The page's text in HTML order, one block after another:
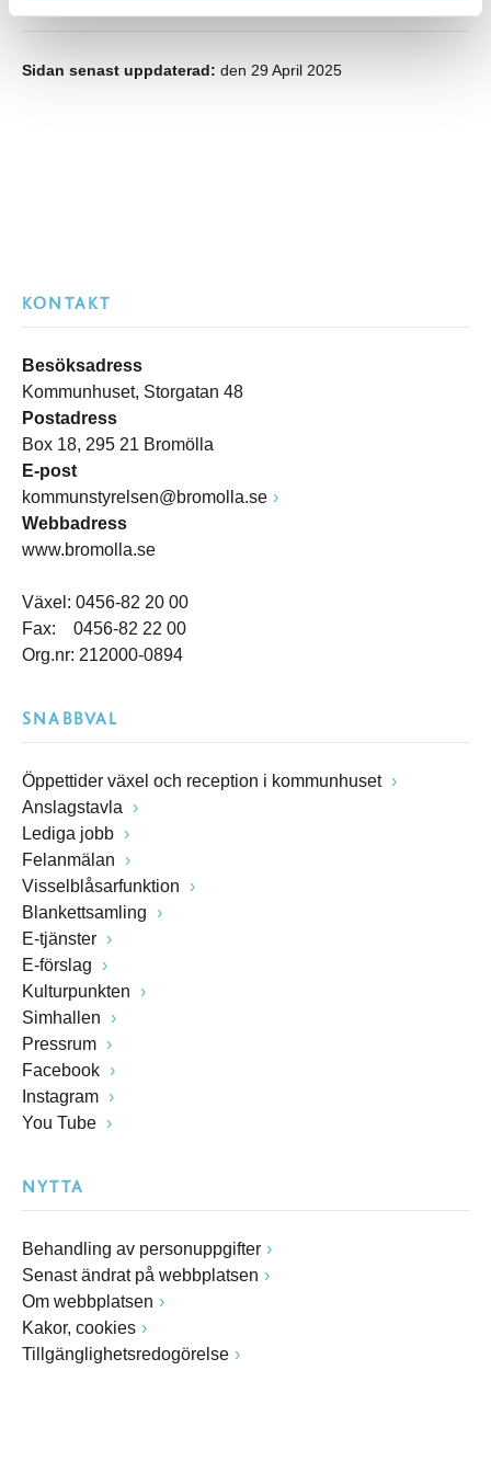
Sidan senast uppdaterad: den 29 April 2025
KONTAKT
Besöksadress
Kommunhuset, Storgatan 48
Postadress
Box 18, 295 21 Bromölla
E-post
kommunstyrelsen@bromolla.se
Webbadress
www.bromolla.se
Växel: 0456-82 20 00
Fax: 0456-82 22 00
Org.nr: 212000-0894
SNABBVAL
Öppettider växel och reception i kommunhuset
Anslagstavla
Lediga jobb
Felanmälan
Visselblåsarfunktion
Blankettsamling
E-tjänster
E-förslag
Kulturpunkten
Simhallen
Pressrum
Facebook
Instagram
You Tube
NYTTA
Behandling av personuppgifter
Senast ändrat på webbplatsen
Om webbplatsen
Kakor, cookies
Tillgänglighetsredogörelse